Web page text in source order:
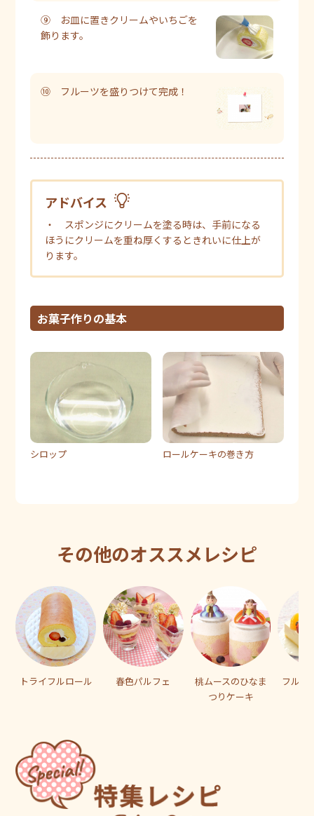
⑨ お皿に置きクリームやいちごを
飾ります。
⑩ フルーツを盛りつけて完成！
アドバイス
・ スポンジにクリームを塗る時は、手前になる
ほうにクリームを重ね厚くするときれいに仕上が
ります。
お菓子作りの基本
シロップ ロールケーキの巻き方
その他のオススメレシピ
トライフルロール 春色パルフェ
桃ムースのひなま
つりケーキ
フルー